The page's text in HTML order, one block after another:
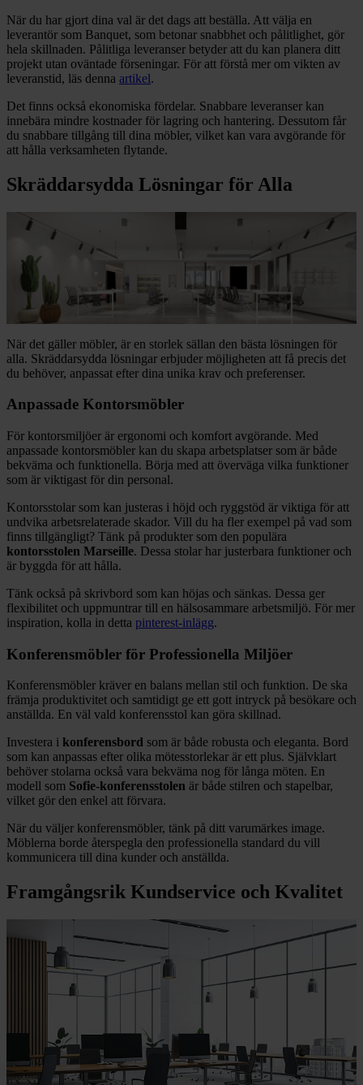
När du har gjort dina val är det dags att beställa. Att välja en
leverantör som Banquet, som betonar snabbhet och pålitlighet, gör
hela skillnaden. Pålitliga leveranser betyder att du kan planera ditt
projekt utan oväntade förseningar. För att förstå mer om vikten av
leveranstid, läs denna artikel.
Det finns också ekonomiska fördelar. Snabbare leveranser kan
innebära mindre kostnader för lagring och hantering. Dessutom får
du snabbare tillgång till dina möbler, vilket kan vara avgörande för
att hålla verksamheten flytande.
Skräddarsydda Lösningar för Alla
När det gäller möbler, är en storlek sällan den bästa lösningen för
alla. Skräddarsydda lösningar erbjuder möjligheten att få precis det
du behöver, anpassat efter dina unika krav och preferenser.
Anpassade Kontorsmöbler
För kontorsmiljöer är ergonomi och komfort avgörande. Med
anpassade kontorsmöbler kan du skapa arbetsplatser som är både
bekväma och funktionella. Börja med att överväga vilka funktioner
som är viktigast för din personal.
Kontorsstolar som kan justeras i höjd och ryggstöd är viktiga för att
undvika arbetsrelaterade skador. Vill du ha fler exempel på vad som
finns tillgängligt? Tänk på produkter som den populära
kontorsstolen Marseille. Dessa stolar har justerbara funktioner och
är byggda för att hålla.
Tänk också på skrivbord som kan höjas och sänkas. Dessa ger
flexibilitet och uppmuntrar till en hälsosammare arbetsmiljö. För mer
inspiration, kolla in detta pinterest-inlägg.
Konferensmöbler för Professionella Miljöer
Konferensmöbler kräver en balans mellan stil och funktion. De ska
främja produktivitet och samtidigt ge ett gott intryck på besökare och
anställda. En väl vald konferensstol kan göra skillnad.
Investera i konferensbord som är både robusta och eleganta. Bord
som kan anpassas efter olika mötesstorlekar är ett plus. Självklart
behöver stolarna också vara bekväma nog för långa möten. En
modell som Sofie-konferensstolen är både stilren och stapelbar,
vilket gör den enkel att förvara.
När du väljer konferensmöbler, tänk på ditt varumärkes image.
Möblerna borde återspegla den professionella standard du vill
kommunicera till dina kunder och anställda.
Framgångsrik Kundservice och Kvalitet